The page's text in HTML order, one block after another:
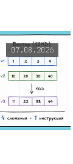
07.08.2026